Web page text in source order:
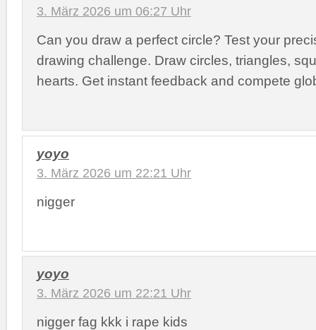
3. März 2026 um 06:27 Uhr
Can you draw a perfect circle? Test your
drawing challenge. Draw circles, triangles,
hearts. Get instant feedback and compete
yoyo
3. März 2026 um 22:21 Uhr
nigger
yoyo
3. März 2026 um 22:21 Uhr
nigger fag kkk i rape kids